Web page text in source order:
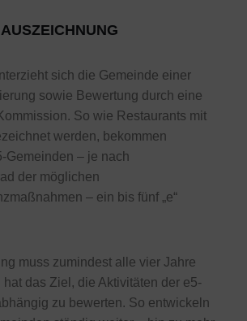
sich die Gemeinde einer
sowie Bewertung durch eine
So wie Restaurants mit
werden, bekommen
Gemeinden – je nach
der möglichen
– ein bis fünf „e“
muss zumindest alle vier Jahre
hat das Ziel, die Aktivitäten der e5-
zu bewerten. So entwickeln